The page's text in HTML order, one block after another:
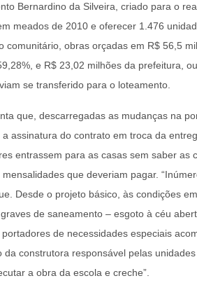
Bernardino da Silveira, criado para o
meados de 2010 e oferecer 1.476
comunitário, obras orçadas em R$ 56,5
e R$ 23,02 milhões da prefeitura,
se transferido para o loteamento.
que, descarregadas as mudanças na
a assinatura do contrato em troca da
entrassem para as casas sem saber as
que deveriam pagar.
Desde o projeto básico, às condições
de saneamento – esgoto à céu
de necessidades especiais
da construtora responsável pelas
a obra da escola e creche”.